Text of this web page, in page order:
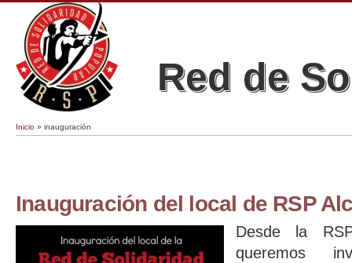
Red de
Se encuentra usted aquí
Inicio » inauguración
Inauguración del local de RSP
Desde la
queremos